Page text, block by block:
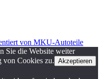
von MKU-Autoteile
Sie die Website weiter
von Cookies zu. Akzeptieren